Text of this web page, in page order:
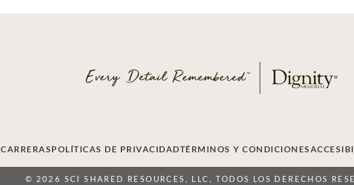
CARRERASPOLÍTICAS DE PRIVACIDADTÉRMINOS Y CONDICIONES
© 2026 SCI SHARED RESOURCES, LLC, TODOS LOS DERECHOS